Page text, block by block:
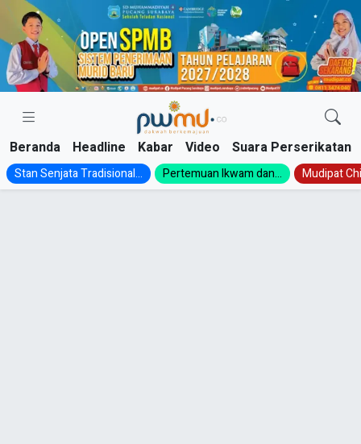
Skip
content
Beranda Headline Kabar Video Suara Perserikatan
Stan Senjata Tradisional... Pertemuan Ikwam dan... Mudipat